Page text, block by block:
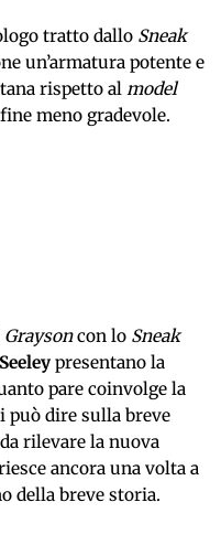
tratto dallo Sneak
un’armatura potente e
rispetto al model
meno gradevole.
Graysoncon lo Sneak
presentano la
pare coinvolge la
può dire sulla breve
rilevare la nuova
ancora una volta a
della breve storia.